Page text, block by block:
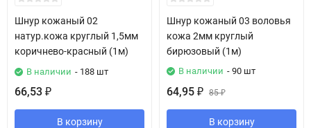
Шнур кожаный 02
натур.кожа круглый 1,5мм
коричнево-красный (1м)
В наличии - 188 шт
66,53 ₽
В корзину
Шнур кожаный 03 воловья
кожа 2мм круглый
бирюзовый (1м)
В наличии - 90 шт
64,95 ₽ 85₽
В корзину